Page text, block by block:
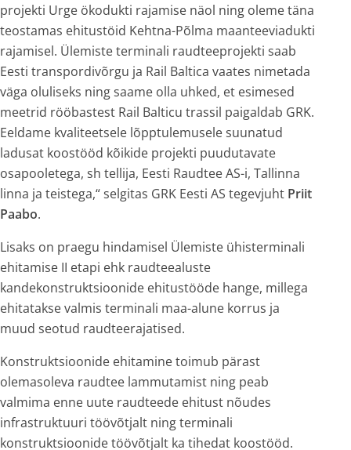
projekti Urge ökodukti rajamise näol ning oleme täna
teostamas ehitustöid Kehtna-Põlma maanteeviadukti
rajamisel. Ülemiste terminali raudteeprojekti saab
Eesti transpordivõrgu ja Rail Baltica vaates nimetada
väga oluliseks ning saame olla uhked, et esimesed
meetrid rööbastest Rail Balticu trassil paigaldab GRK.
Eeldame kvaliteetsele lõpptulemusele suunatud
ladusat koostööd kõikide projekti puudutavate
osapooletega, sh tellija, Eesti Raudtee AS-i, Tallinna
linna ja teistega,“ selgitas GRK Eesti AS tegevjuht Priit
Paabo.
Lisaks on praegu hindamisel Ülemiste ühisterminali
ehitamise II etapi ehk raudteealuste
kandekonstruktsioonide ehitustööde hange, millega
ehitatakse valmis terminali maa-alune korrus ja
muud seotud raudteerajatised.
Konstruktsioonide ehitamine toimub pärast
olemasoleva raudtee lammutamist ning peab
valmima enne uute raudteede ehitust nõudes
infrastruktuuri töövõtjalt ning terminali
konstruktsioonide töövõtjalt ka tihedat koostööd.